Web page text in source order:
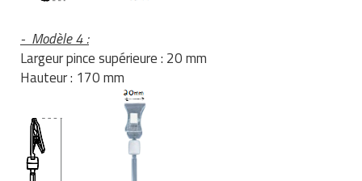
- Modèle 4 :
Largeur pince supérieure : 20 mm
Hauteur : 170 mm